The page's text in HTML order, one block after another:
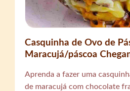
Casquinha de Ovo de
Maracujá/páscoa
Aprenda a fazer uma
de maracujá com chocolate